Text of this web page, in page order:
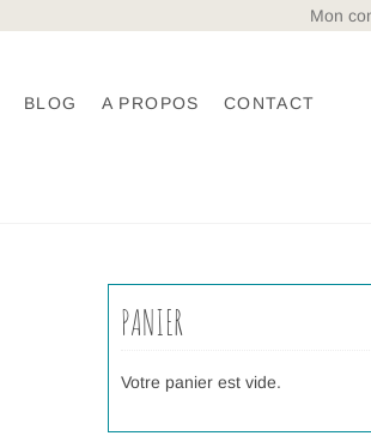
Mon
BLOG A PROPOS CONTACT
PANIER
Votre panier est vide.